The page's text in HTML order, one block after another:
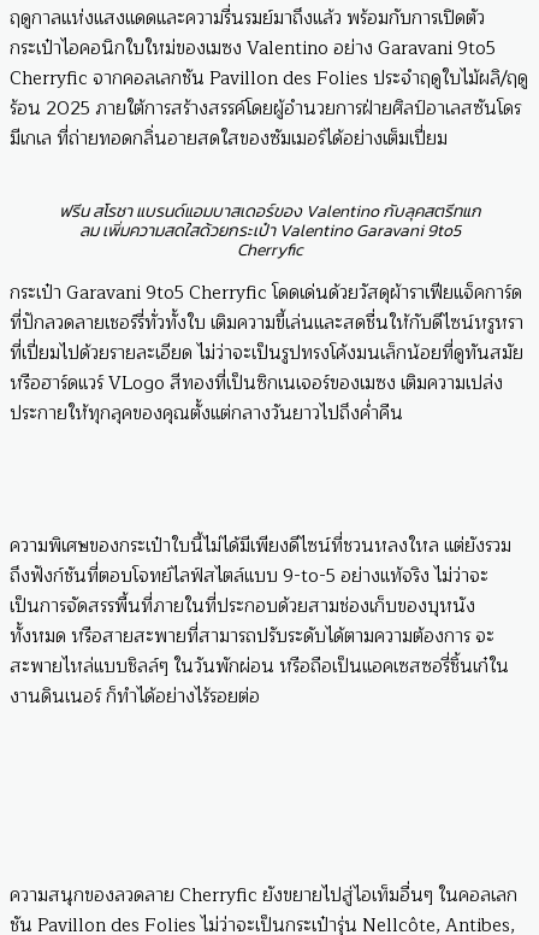
ฤดูกาลแห่งแสงแดดและความรื่นรมย์มาถึงแล้ว พร้อมกับการเปิดตัว
กระเป๋าไอคอนิกใบใหม่ของเมซง Valentino อย่าง Garavani 9to5
Cherryfic จากคอลเลกชัน Pavillon des Folies ประจำฤดูใบไม้ผลิ/ฤดู
ร้อน 2025 ภายใต้การสร้างสรรค์โดยผู้อำนวยการฝ่ายศิลป์อาเลสซันโดร
มีเกเล ที่ถ่ายทอดกลิ่นอายสดใสของซัมเมอร์ได้อย่างเต็มเปี่ยม
ฟรีน สโรชา แบรนด์แอมบาสเดอร์ของ Valentino กับลุคสตรีทแก
ลม เพิ่มความสดใสด้วยกระเป๋า Valentino Garavani 9to5
Cherryfic
กระเป๋า Garavani 9to5 Cherryfic โดดเด่นด้วยวัสดุผ้าราเฟียแจ็คการ์ด
ที่ปักลวดลายเชอร์รี่ทั่วทั้งใบ เติมความขี้เล่นและสดชื่นให้กับดีไซน์หรูหรา
ที่เปี่ยมไปด้วยรายละเอียด ไม่ว่าจะเป็นรูปทรงโค้งมนเล็กน้อยที่ดูทันสมัย
หรือฮาร์ดแวร์ VLogo สีทองที่เป็นซิกเนเจอร์ของเมซง เติมความเปล่ง
ประกายให้ทุกลุคของคุณตั้งแต่กลางวันยาวไปถึงค่ำคืน
ความพิเศษของกระเป๋าใบนี้ไม่ได้มีเพียงดีไซน์ที่ชวนหลงใหล แต่ยังรวม
ถึงฟังก์ชันที่ตอบโจทย์ไลฟ์สไตล์แบบ 9-to-5 อย่างแท้จริง ไม่ว่าจะ
เป็นการจัดสรรพื้นที่ภายในที่ประกอบด้วยสามช่องเก็บของบุหนัง
ทั้งหมด หรือสายสะพายที่สามารถปรับระดับได้ตามความต้องการ จะ
สะพายไหล่แบบชิลล์ๆ ในวันพักผ่อน หรือถือเป็นแอคเซสซอรี่ชิ้นเก๋ใน
งานดินเนอร์ ก็ทำได้อย่างไร้รอยต่อ
ความสนุกของลวดลาย Cherryfic ยังขยายไปสู่ไอเท็มอื่นๆ ในคอลเลก
ชัน Pavillon des Folies ไม่ว่าจะเป็นกระเป๋ารุ่น Nellcôte, Antibes,